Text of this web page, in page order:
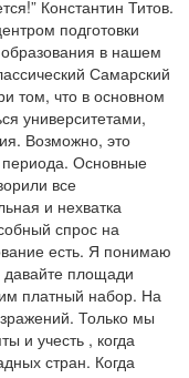
Константин Титов.
подготовки
образования в нашем
Самарский
том, что в основном
университетами,
Возможно, это
периода. Основные
все
и нехватка
спрос на
есть. Я понимаю
давайте площади
платный набор. На
Только мы
и учесть , когда
стран. Когда